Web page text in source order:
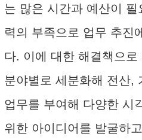
는 많은 시간과 예산이
력의 부족으로 업무 추진
다. 이에 대한 해결책으
분야별로 세분화해 전산,
업무를 부여해 다양한 시
위한 아이디어를 발굴하